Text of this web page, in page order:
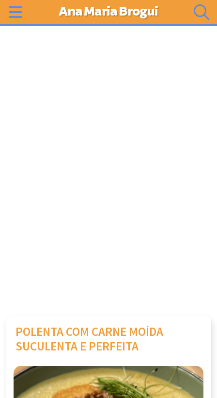
Ana Maria Brogui
POLENTA COM CARNE MOÍDA
SUCULENTA E PERFEITA